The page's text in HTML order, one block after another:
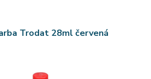
Trodat 28ml červená